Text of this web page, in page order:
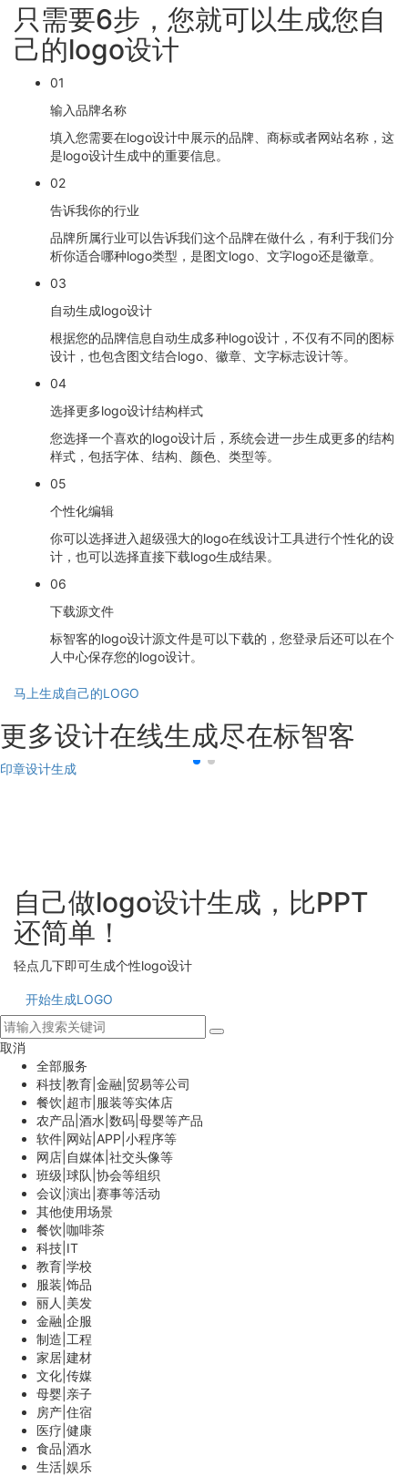
只需要6步，您就可以生成您自
己的logo设计
01
输入品牌名称
填入您需要在logo设计中展示的品牌、商标或者网站名称，这
是logo设计生成中的重要信息。
02
告诉我你的行业
品牌所属行业可以告诉我们这个品牌在做什么，有利于我们分
析你适合哪种logo类型，是图文logo、文字logo还是徽章。
03
自动生成logo设计
根据您的品牌信息自动生成多种logo设计，不仅有不同的图标
设计，也包含图文结合logo、徽章、文字标志设计等。
04
选择更多logo设计结构样式
您选择一个喜欢的logo设计后，系统会进一步生成更多的结构
样式，包括字体、结构、颜色、类型等。
05
个性化编辑
你可以选择进入超级强大的logo在线设计工具进行个性化的设
计，也可以选择直接下载logo生成结果。
06
下载源文件
标智客的logo设计源文件是可以下载的，您登录后还可以在个
人中心保存您的logo设计。
马上生成自己的LOGO
更多设计在线生成尽在标智客
印章设计生成
自己做logo设计生成，比PPT
还简单！
轻点几下即可生成个性logo设计
开始生成LOGO
取消
全部服务
科技|教育|金融|贸易等公司
餐饮|超市|服装等实体店
农产品|酒水|数码|母婴等产品
软件|网站|APP|小程序等
网店|自媒体|社交头像等
班级|球队|协会等组织
会议|演出|赛事等活动
其他使用场景
餐饮|咖啡茶
科技|IT
教育|学校
服装|饰品
丽人|美发
金融|企服
制造|工程
家居|建材
文化|传媒
母婴|亲子
房产|住宿
医疗|健康
食品|酒水
生活|娱乐